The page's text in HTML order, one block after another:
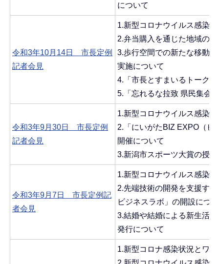
について
令和3年10月14日 市長定例
記者会見
1.新型コロナウイルス感染
2.弁当購入を通じた地域の
3.歩行空間での新たな移動
実施について
4.「市長とすまいるトーク
5.「忘れるな拉致 県民集会
令和3年9月30日 市長定例
記者会見
1.新型コロナウイルス感染
2.「にいがたBIZ EXPO（ビ
開催について
3.新潟市スポーツ大賞の授
令和3年9月7日 市長定例記
者会見
1.新型コロナウイルス感染
2.先端技術の開発を支援す
ビジネスラボ」の開設につ
3.結婚や結婚による新生活
発行について
1.新型コロナ感染状況とワ